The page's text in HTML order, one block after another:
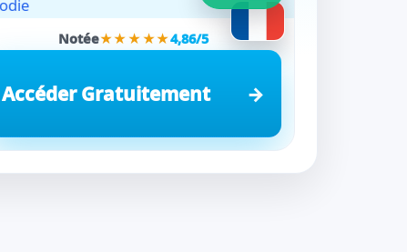
Notée★★★★★4,86/5
Accéder Gratuitement